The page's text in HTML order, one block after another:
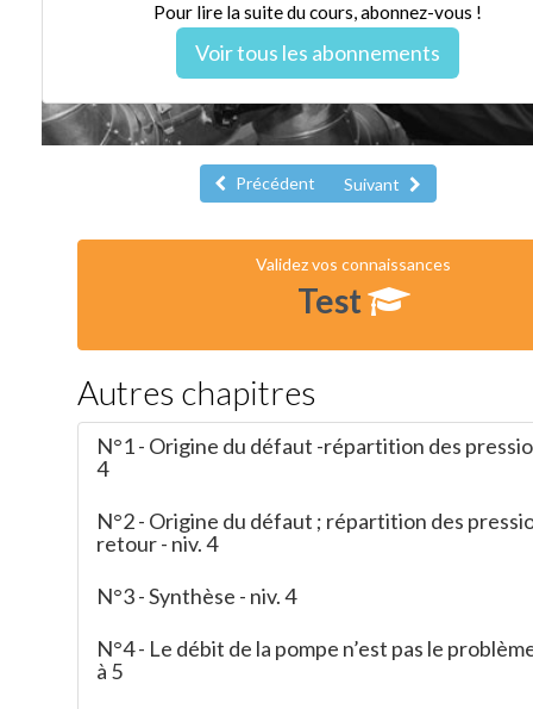
Pour lire la suite du cours, abonnez-vous !
Voir tous les abonnements
Précédent Suivant
Validez vos connaissances
Test
Autres chapitres
N°1 - Origine du défaut -répartition des
4
N°2 - Origine du défaut ; répartition des
retour - niv. 4
N°3 - Synthèse - niv. 4
N°4 - Le débit de la pompe n’est pas le
à 5